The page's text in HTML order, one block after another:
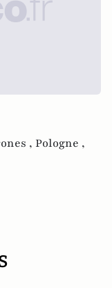
, Pologne ,